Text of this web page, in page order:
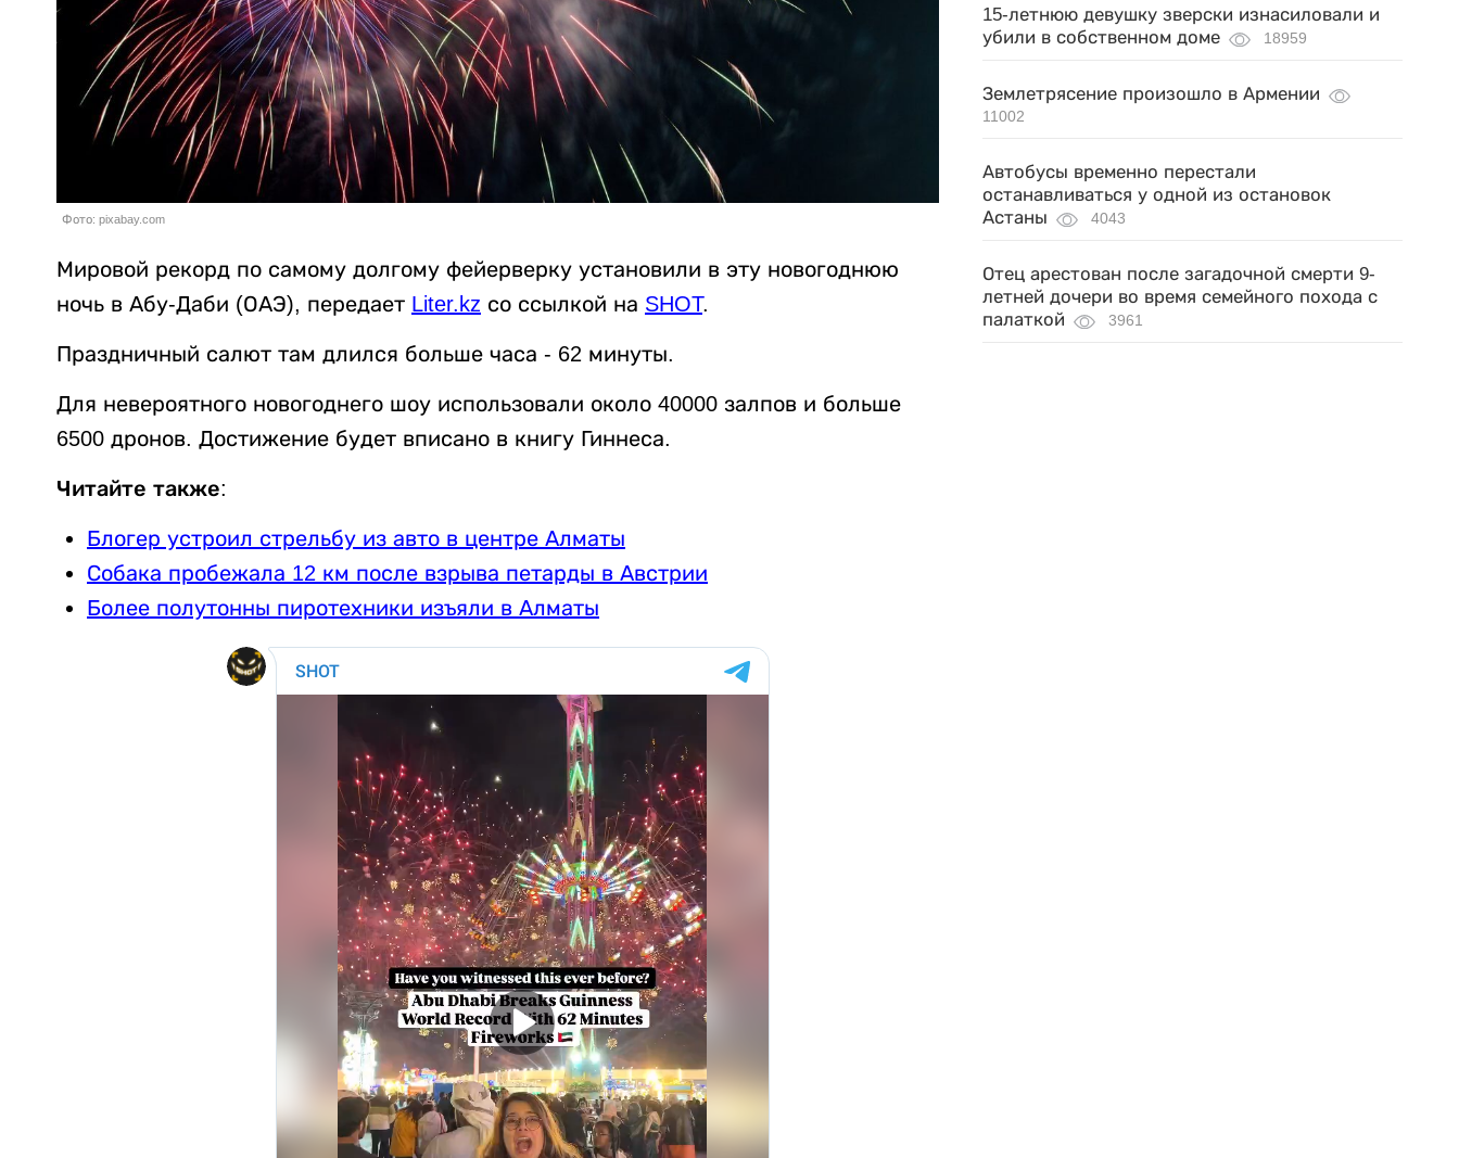
Фото: pixabay.com
Мировой рекорд по самому долгому фейерверку установили в эту новогоднюю
ночь в Абу-Даби (ОАЭ), передает Liter.kz со ссылкой на SHOT.
Праздничный салют там длился больше часа - 62 минуты.
Для невероятного новогоднего шоу использовали около 40000 залпов и больше
6500 дронов. Достижение будет вписано в книгу Гиннеса.
Читайте также:
Блогер устроил стрельбу из авто в центре Алматы
Собака пробежала 12 км после взрыва петарды в Австрии
Более полутонны пиротехники изъяли в Алматы
15-летнюю девушку зверски изнасиловали и
убили в собственном доме
18959
Землетрясение произошло в Армении
11002
Автобусы временно перестали
останавливаться у одной из остановок
Астаны
4043
Отец арестован после загадочной смерти 9-
летней дочери во время семейного похода с
палаткой
3961